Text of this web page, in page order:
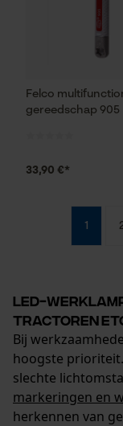
Felco
gereedschap 905
33,90 €*
1
Led-
tractoren
Bij
hoogste
slechte
markeringen en
herkennen van